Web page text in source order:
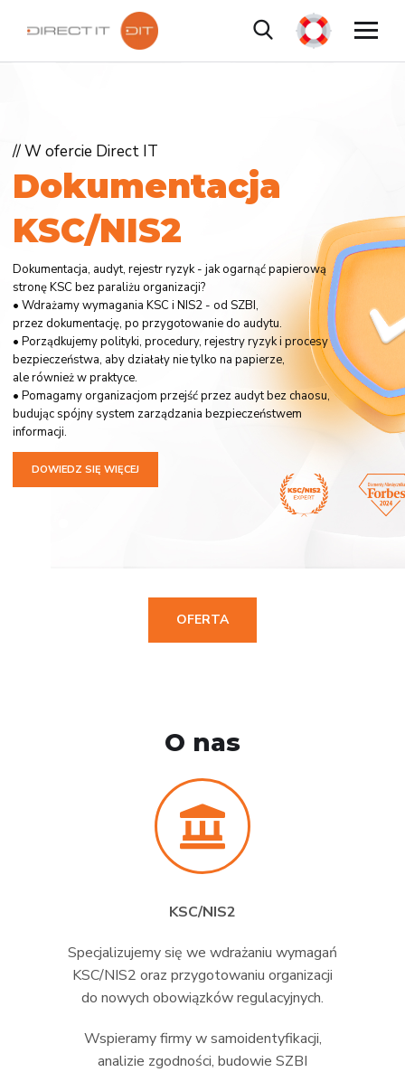
Dokumentacja
KSC/NIS2
Dokumentacja, audyt, rejestr ryzyk - jak ogarnąć papierową
stronę KSC bez paraliżu organizacji?
• Wdrażamy wymagania KSC i NIS2 - od SZBI,
przez dokumentację, po przygotowanie do audytu.
• Porządkujemy polityki, procedury, rejestry ryzyk i procesy
bezpieczeństwa, aby działały nie tylko na papierze,
ale również w praktyce.
• Pomagamy organizacjom przejść przez audyt bez chaosu,
budując spójny system zarządzania bezpieczeństwem
informacji.
// W ofercie Direct IT
DOWIEDZ SIĘ WIĘCEJ
OFERTA
O nas
KSC/NIS2
Specjalizujemy się we wdrażaniu wymagań
KSC/NIS2 oraz przygotowaniu organizacji
do nowych obowiązków regulacyjnych.
Wspieramy firmy w samoidentyfikacji,
analizie zgodności, budowie SZBI